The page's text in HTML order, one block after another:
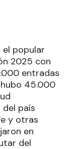
el popular
2025 con
entradas
45.000
país
y otras
en
del